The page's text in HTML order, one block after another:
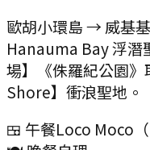
歐胡小環島 → 威基
Hanauma Bay 浮潛
場】《侏羅紀公園
Shore】衝浪聖地。
🍱 午餐Loco Moco（